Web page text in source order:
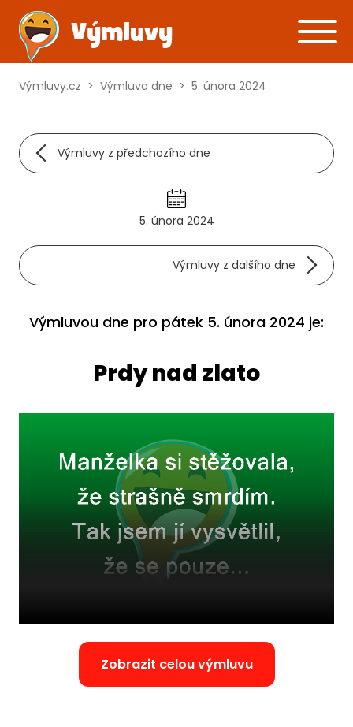
Výmluvy.cz > Výmluva dne > 5. února 2024
Výmluvy z předchozího dne
5. února 2024
Výmluvy z dalšího dne
Výmluvou dne pro pátek 5. února 2024 je:
Prdy nad zlato
Zobrazit celou výmluvu